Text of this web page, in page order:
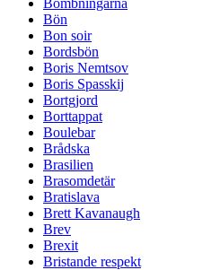
Bön
Bon soir
Bordsbön
Boris Nemtsov
Boris Spasskij
Bortgjord
Borttappat
Boulebar
Brådska
Brasilien
Brasomdetär
Bratislava
Brett Kavanaugh
Brev
Brexit
Bristande respekt